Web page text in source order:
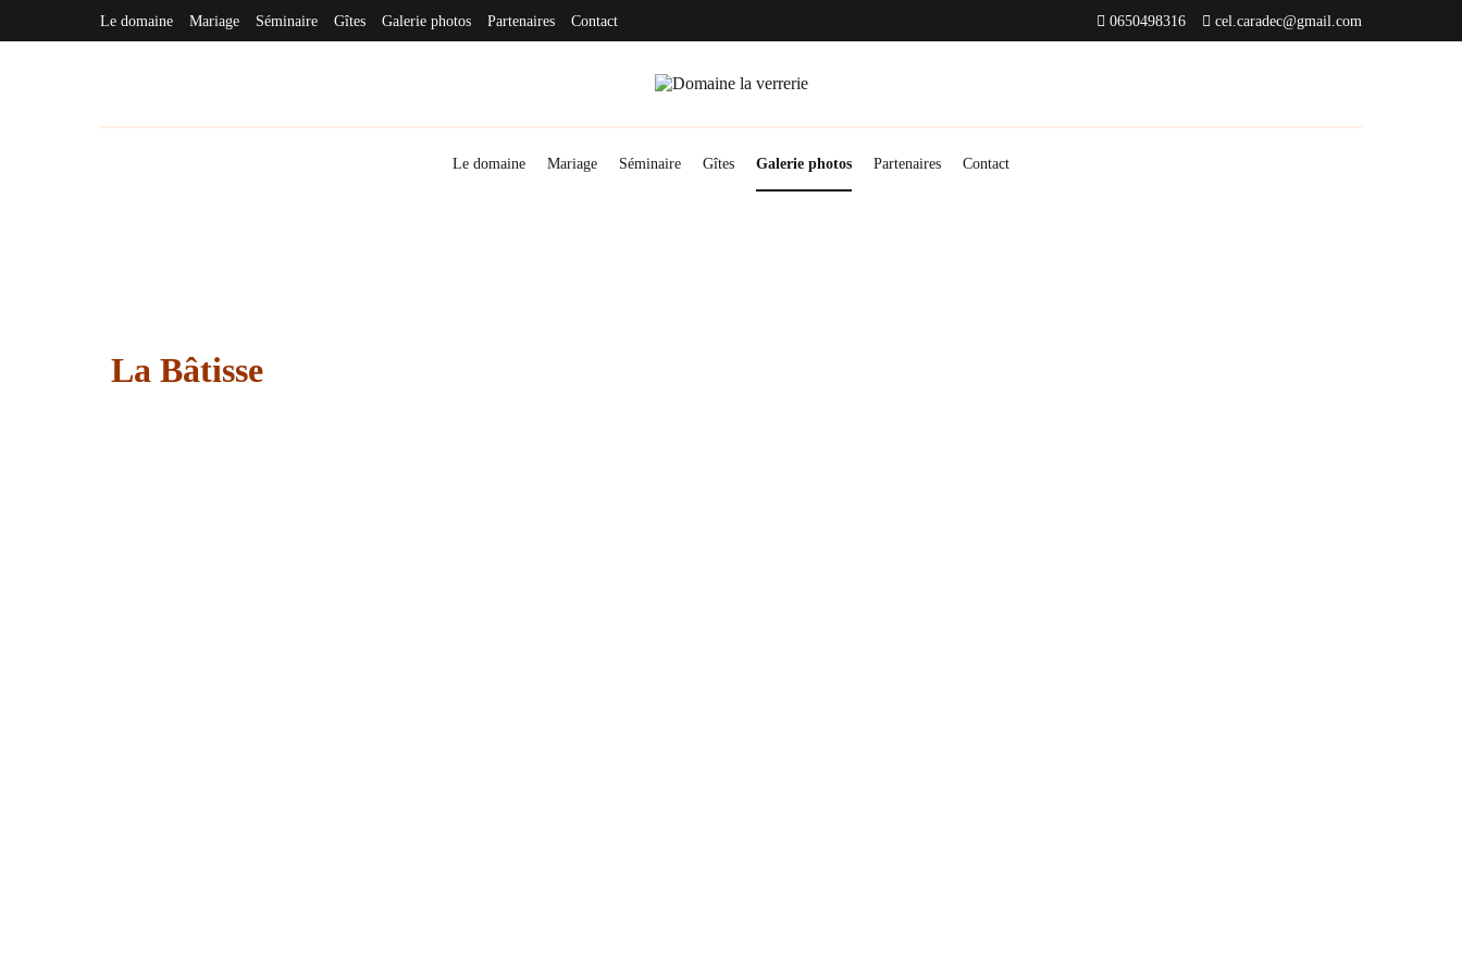
Le domaine Mariage Séminaire Gîtes Galerie photos Partenaires Contact 0650498316 cel.caradec@gmail.com
Le domaine
Mariage Séminaire Gîtes Galerie photos Partenaires Contact
La Bâtisse